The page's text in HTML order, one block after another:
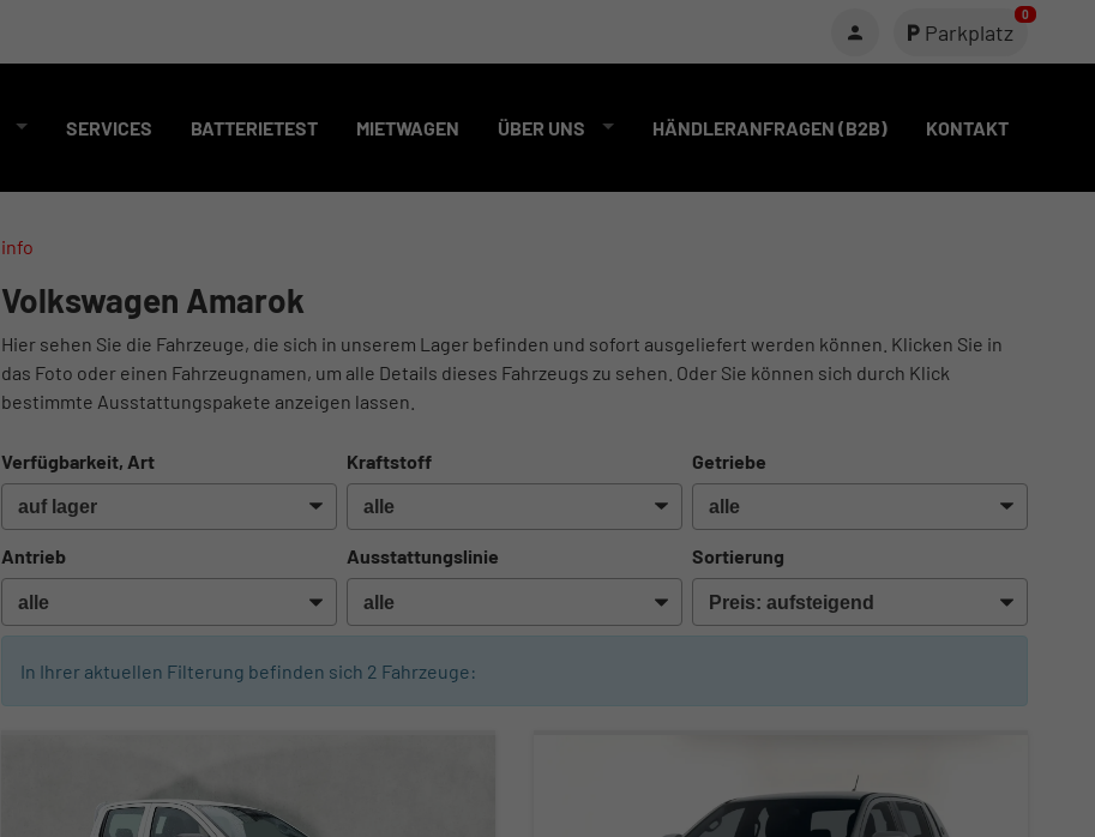
Parkplatz
0
SERVICES BATTERIETEST MIETWAGEN ÜBER UNS HÄNDLERANFRAGEN (B2B) KONTAKT
info
Volkswagen Amarok
Hier sehen Sie die Fahrzeuge, die sich in unserem Lager befinden und sofort ausgeliefert werden können. Klicken Sie in
das Foto oder einen Fahrzeugnamen, um alle Details dieses Fahrzeugs zu sehen. Oder Sie können sich durch Klick
bestimmte Ausstattungspakete anzeigen lassen.
Verfügbarkeit, Art Kraftstoff Getriebe
Antrieb Ausstattungslinie Sortierung
In Ihrer aktuellen Filterung befinden sich 2 Fahrzeuge: